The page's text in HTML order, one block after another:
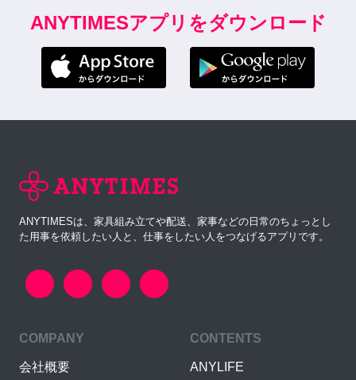
ANYTIMESアプリをダウンロード
ANYTIMESは、家具組み立てや配送、家事などの日常のちょっとし
た用事を依頼したい人と、仕事をしたい人をつなげるアプリです。
COMPANY
会社概要
CONTENTS
ANYLIFE